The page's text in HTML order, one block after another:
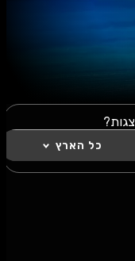
כל הארץ